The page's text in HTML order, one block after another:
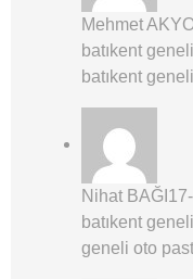
Mehmet
batıkent
batıkent
Nihat BAĞI
batıkent
geneli oto